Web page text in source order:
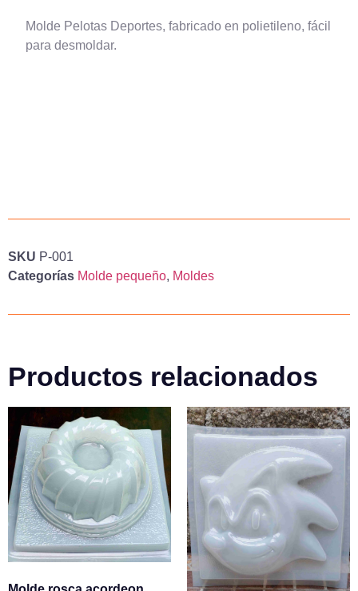
Molde Pelotas Deportes, fabricado en polietileno, fácil
para desmoldar.
SKU P-001
Categorías Molde pequeño, Moldes
Productos relacionados